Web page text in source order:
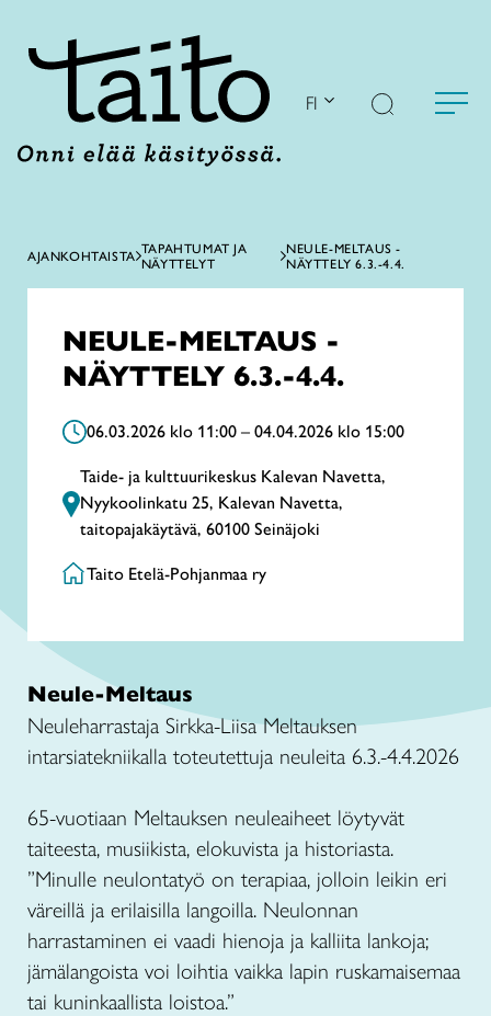
FI
AJANKOHTAISTA TAPAHTUMAT JA
NÄYTTELYT
NEULE-MELTAUS -
NÄYTTELY 6.3.-4.4.
NEULE-MELTAUS -
NÄYTTELY 6.3.-4.4.
06.03.2026 klo 11:00 – 04.04.2026 klo 15:00
Taide- ja kulttuurikeskus Kalevan Navetta,
Nyykoolinkatu 25, Kalevan Navetta,
taitopajakäytävä, 60100 Seinäjoki
Taito Etelä-Pohjanmaa ry
Neule-Meltaus
Neuleharrastaja Sirkka-Liisa Meltauksen
intarsiatekniikalla toteutettuja neuleita 6.3.-4.4.2026
65-vuotiaan Meltauksen neuleaiheet löytyvät
taiteesta, musiikista, elokuvista ja historiasta.
”Minulle neulontatyö on terapiaa, jolloin leikin eri
väreillä ja erilaisilla langoilla. Neulonnan
harrastaminen ei vaadi hienoja ja kalliita lankoja;
jämälangoista voi loihtia vaikka lapin ruskamaisemaa
tai kuninkaallista loistoa.”